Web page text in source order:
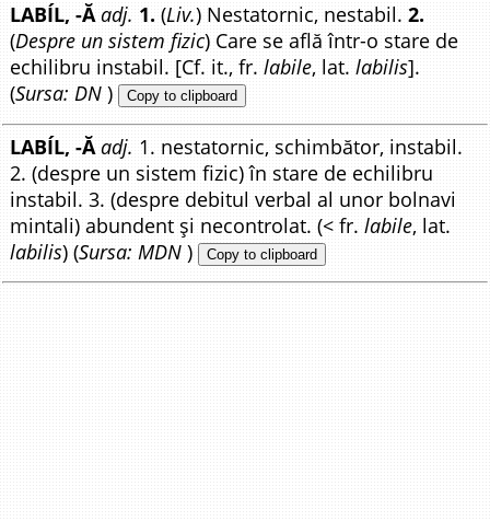
LABÍL, -Ă adj. 1. (Liv.) Nestatornic, nestabil.2.
(Despre un sistem fizic) Care se află într-o stare de
echilibru instabil. [Cf. it., fr.labile, lat.labilis].
(Sursa: DN ) Copy to clipboard
LABÍL, -Ă adj. 1. nestatornic, schimbător, instabil.
2. (despre un sistem fizic) în stare de echilibru
instabil. 3. (despre debitul verbal al unor bolnavi
mintali) abundent și necontrolat. (< fr.labile, lat.
labilis) (Sursa: MDN ) Copy to clipboard